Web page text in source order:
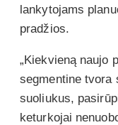
lankytojams
pradžios.
„Kiekvieną naujo
segmentine tvora
suoliukus,
keturkojai